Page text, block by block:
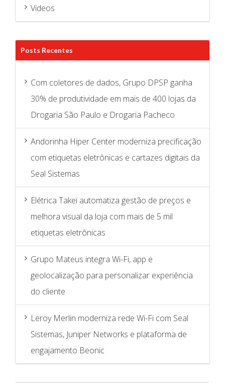
Videos
Posts Recentes
Com coletores de dados, Grupo DPSP ganha
30% de produtividade em mais de 400 lojas da
Drogaria São Paulo e Drogaria Pacheco
Andorinha Hiper Center moderniza precificação
com etiquetas eletrônicas e cartazes digitais da
Seal Sistemas
Elétrica Takei automatiza gestão de preços e
melhora visual da loja com mais de 5 mil
etiquetas eletrônicas
Grupo Mateus integra Wi-Fi, app e
geolocalização para personalizar experiência
do cliente
Leroy Merlin moderniza rede Wi-Fi com Seal
Sistemas, Juniper Networks e plataforma de
engajamento Beonic